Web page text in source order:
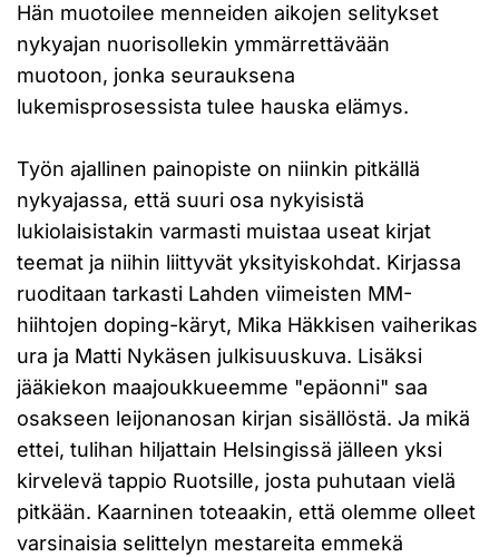
Hän muotoilee menneiden aikojen selitykset
nykyajan nuorisollekin ymmärrettävään
muotoon, jonka seurauksena
lukemisprosessista tulee hauska elämys.
Työn ajallinen painopiste on niinkin pitkällä
nykyajassa, että suuri osa nykyisistä
lukiolaisistakin varmasti muistaa useat kirjat
teemat ja niihin liittyvät yksityiskohdat. Kirjassa
ruoditaan tarkasti Lahden viimeisten MM-
hiihtojen doping-käryt, Mika Häkkisen vaiherikas
ura ja Matti Nykäsen julkisuuskuva. Lisäksi
jääkiekon maajoukkueemme "epäonni" saa
osakseen leijonanosan kirjan sisällöstä. Ja mikä
ettei, tulihan hiljattain Helsingissä jälleen yksi
kirvelevä tappio Ruotsille, josta puhutaan vielä
pitkään. Kaarninen toteaakin, että olemme olleet
varsinaisia selittelyn mestareita emmekä